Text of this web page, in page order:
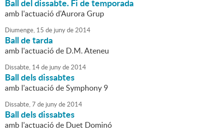
Ball del dissabte. Fi de temporada
amb l'actuació d'Aurora Grup
Diumenge, 15 de junyde2014
Ball de tarda
amb l'actuació de D.M. Ateneu
Dissabte, 14de junyde2014
Ball dels dissabtes
amb l'actuació de Symphony 9
Dissabte,7 de junyde2014
Ball dels dissabtes
amb l'actuació de Duet Dominó